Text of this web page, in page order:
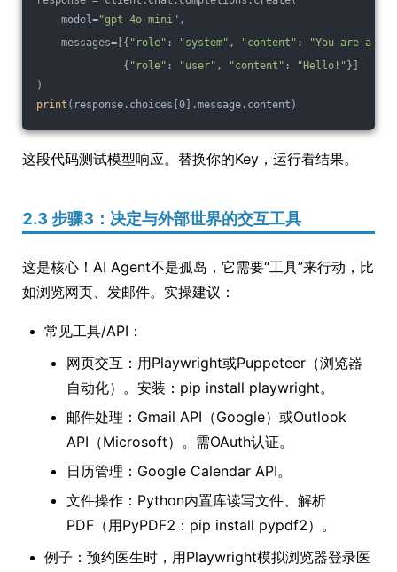
model="gpt-4o-mini" ,
messages=[{ "role" : "system" , "content" :
"You are a
{ "role" : "user" , "content" : "Hello!" }]
)
print (response.choices[0].message.content)
这段代码测试模型响应。替换你的Key，运行看结果。
2.3 步骤3：决定与外部世界的交互工具
这是核心！AI Agent不是孤岛，它需要“工具”来行动，比
如浏览网页、发邮件。实操建议：
常见工具/API：
网页交互：用Playwright或Puppeteer（浏览器
自动化）。安装：pip install playwright。
邮件处理：Gmail API（Google）或Outlook
API（Microsoft）。需OAuth认证。
日历管理：Google Calendar API。
文件操作：Python内置库读写文件、解析
PDF（用PyPDF2：pip install pypdf2）。
例子：预约医生时，用Playwright模拟浏览器登录医